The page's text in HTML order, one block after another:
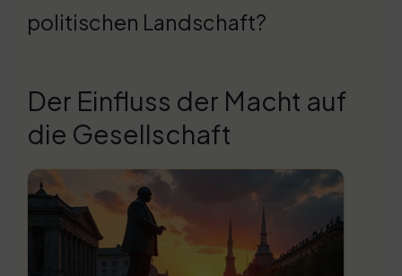
politischen Landschaft?
Der Einfluss der Macht auf
die Gesellschaft